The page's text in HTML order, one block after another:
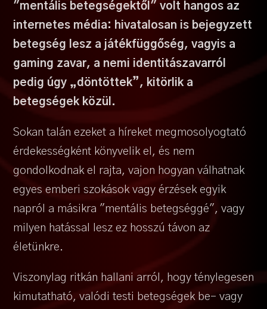
"mentális betegségektől" volt hangos az
internetes média: hivatalosan is bejegyzett
betegség lesz a játékfüggőség, vagyis a
gaming zavar, a nemi identitászavarról
pedig úgy „döntöttek”, kitörlik a
betegségek közül.
Sokan talán ezeket a híreket megmosolyogtató
érdekességként könyvelik el, és nem
gondolkodnak el rajta, vajon hogyan válhatnak
egyes emberi szokások vagy érzések egyik
napról a másikra "mentális betegséggé", vagy
milyen hatással lesz ez hosszú távon az
életünkre.
Viszonylag ritkán hallani arról, hogy ténylegesen
kimutatható, valódi testi betegségek be- vagy